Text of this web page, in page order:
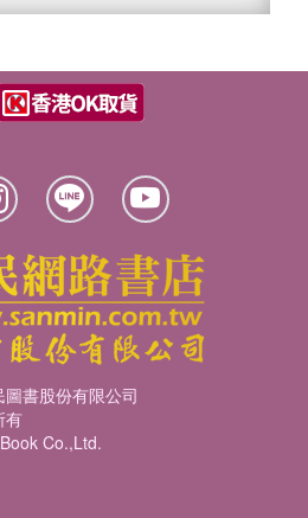
書股份有限公司
有
Co.,Ltd.